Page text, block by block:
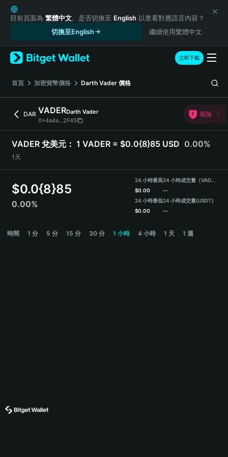
English
日本語
Русский
Español (Latinoamérica)
Türkçe
Italiano
简体中文
繁體中文
Português (Portugal)
Bahasa Indonesia
Español
目前頁面為 繁體中文。是否切換至 English 以查看對應語言內容？
切換至English
繼續使用繁體中文
立即下載
首頁 加密貨幣價格 Darth Vader 價格
DAR VADERDarth Vader
0x4a4a...2F45
風險
VADER 兌美元： 1 VADER = $0.0{8}85 USD 0.00%
1天
$0.0{8}85
0.00%
24 小時最高
$0.00
24 小時最低
$0.00
24 小時成交量（VADER）
--
24 小時成交量(USDT)
--
時間 1 分 5 分 15 分 30 分 1 小時 4 小時 1 天 1 週